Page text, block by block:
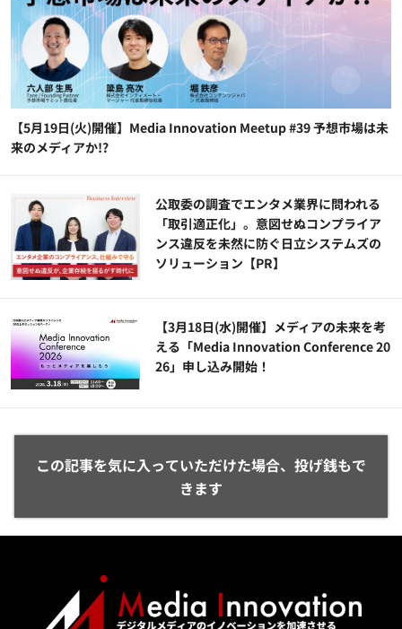
【5月19日(火)開催】Media Innovation Meetup #39 予想市場は未
来のメディアか!?
公​​取委の調査でエンタメ業界に問われる
「取引適正化」。意図せぬコンプライア
ンス違反を未然に防ぐ日立システムズの
ソリューション​【PR】
【3月18日(水)開催】メディアの未来を考
える「Media Innovation Conference 20
26」申し込み開始！
この記事を気に入っていただけた場合、投げ銭もで
きます